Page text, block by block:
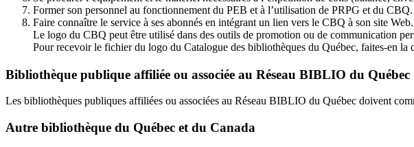
Former son personnel au fonctionnement du PEB et à l’utilisation de PRPG et du CBQ.
Faire connaître le service à ses abonnés en intégrant un lien vers le CBQ à son site
Le logo du CBQ peut être utilisé dans des outils de promotion ou de communication
Pour recevoir le fichier du logo du Catalogue des bibliothèques du Québec, faites-en
Bibliothèque publique affiliée ou associée au Réseau BIBLIO du Québec
Les bibliothèques publiques affiliées ou associées au Réseau BIBLIO du Québec doivent
Autre bibliothèque du Québec et du Canada